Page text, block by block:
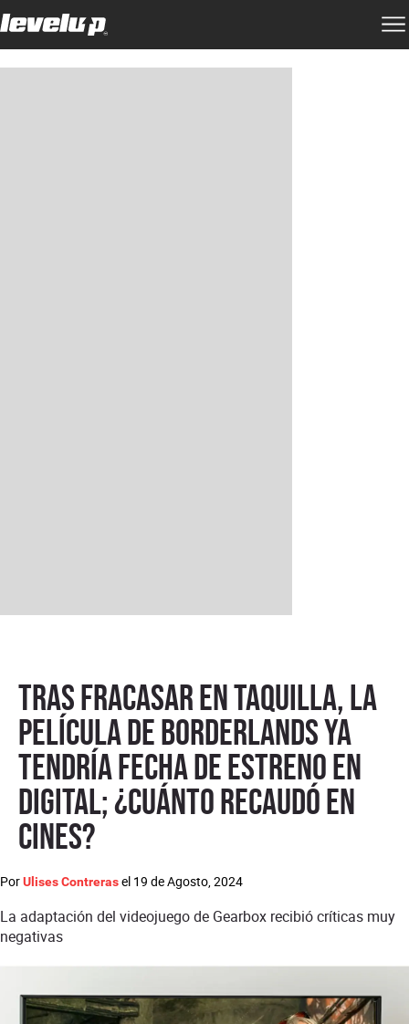
Tras fracasar en taquilla, la
película de Borderlands ya
tendría fecha de estreno en
digital; ¿cuánto recaudó en
cines?
PorUlises Contrerasel 19 de Agosto, 2024
La adaptación del videojuego de Gearbox recibió críticas muy
negativas